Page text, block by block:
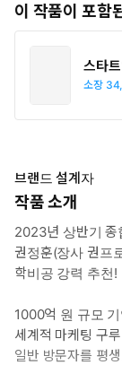
이 작품이 포함
스타
소장
브랜드 설계자
작품 소개
2023년 상반기 종
권정훈(장사 권프
학비공 강력 추천!
1000억 원 규모
세계적 마케팅 구
일반 방문자를 평